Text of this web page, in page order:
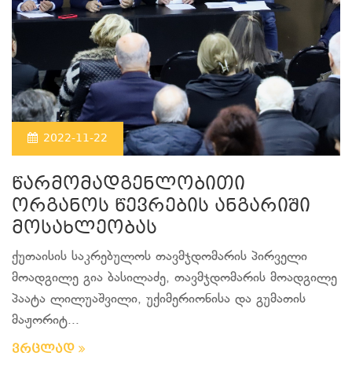
2022-11-22
წარმომადგენლობითი
ორგანოს წევრების ანგარიში
მოსახლეობას
ქუთაისის საკრებულოს თავმჯდომარის პირველი
მოადგილე გია ბასილაძე, თავმჯდომარის მოადგილე
პაატა ლილუაშვილი, უქიმერიონისა და გუმათის
მაჟორიტ...
ვრცლად